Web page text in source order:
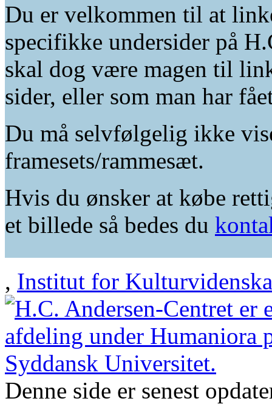
Du er velkommen til at
specifikke undersider på
skal dog være magen til
sider, eller som man har
Du må selvfølgelig ikke
framesets/rammesæt.
Hvis du ønsker at købe
et billede så bedes du
, Institut for
Denne side er senest